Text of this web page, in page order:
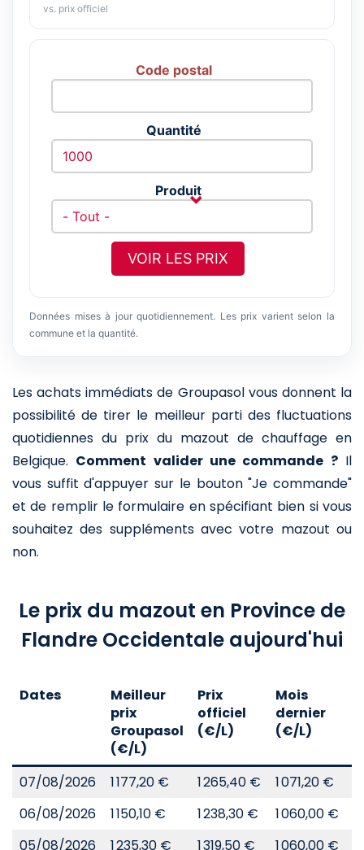
vs. prix officiel
Code postal
Quantité
Produit
VOIR LES PRIX
Données mises à jour quotidiennement. Les prix varient selon la
commune et la quantité.
Les achats immédiats de Groupasol vous donnent la
possibilité de tirer le meilleur parti des fluctuations
quotidiennes du prix du mazout de chauffage en
Belgique. Comment valider une commande ?Il
vous suffit d'appuyer sur le bouton "Je commande"
et de remplir le formulaire en spécifiant bien si vous
souhaitez des suppléments avec votre mazout ou
non.
Le prix du mazout en Province de
Flandre Occidentale aujourd'hui
Dates
Meilleur
prix
Groupasol
(€/L)
Prix
officiel
(€/L)
Mois
dernier
(€/L)
07/08/2026 1 177,20 € 1 265,40 € 1 071,20 €
06/08/2026
1 150,10 € 1 238,30 € 1 060,00 €
05/08/2026
1 235,30 € 1 319,50 € 1 060,00 €